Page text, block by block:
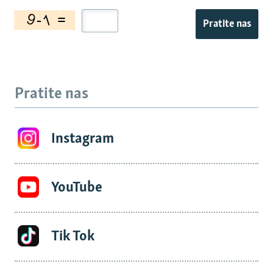
Pratite nas
Pratite nas
Instagram
YouTube
Tik Tok